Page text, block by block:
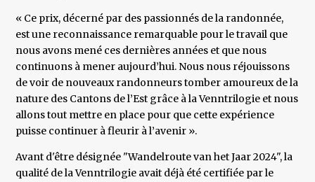
« Ce prix, décerné par des passionnés de la randonnée,
est une reconnaissance remarquable pour le travail que
nous avons mené ces dernières années et que nous
continuons à mener aujourd’hui. Nous nous réjouissons
de voir de nouveaux randonneurs tomber amoureux de la
nature des Cantons de l’Est grâce à la Venntrilogie et nous
allons tout mettre en place pour que cette expérience
puisse continuer à fleurir à l’avenir ».
Avant d'être désignée "Wandelroute van het Jaar 2024", la
qualité de la Venntrilogie avait déjà été certifiée par le